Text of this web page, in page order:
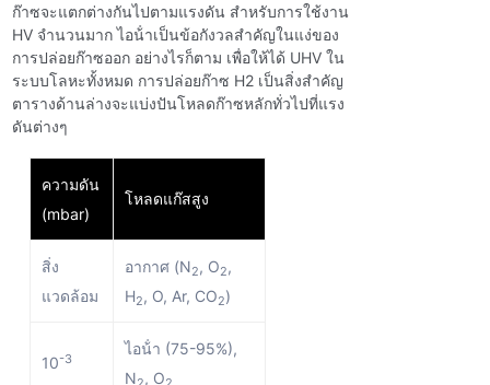
ก๊าซจะแตกต่างกันไปตามแรงดัน สําหรับการใช้งาน
HV จํานวนมาก ไอน้ําเป็นข้อกังวลสําคัญในแง่ของ
การปล่อยก๊าซออก อย่างไรก็ตาม เพื่อให้ได้ UHV ใน
ระบบโลหะทั้งหมด การปล่อยก๊าซ H2 เป็นสิ่งสําคัญ
ตารางด้านล่างจะแบ่งปันโหลดก๊าซหลักทั่วไปที่แรง
ดันต่างๆ
ความดัน
(mbar)
โหลดแก๊สสูง
สิ่ง
แวดล้อม
อากาศ (N2, O2,
H2, O, Ar, CO2)
10-3
ไอน้ํา (75-95%),
N , O